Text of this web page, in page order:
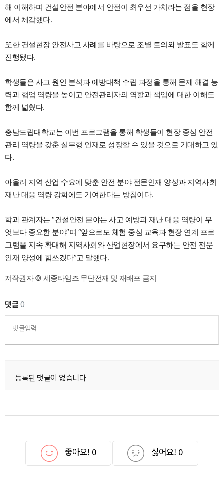
해 이해하며 건설안전 분야에서 안전이 최우선 가치라는 점을 현장
에서 체감했다.
또한 건설현장 안전사고 사례를 바탕으로 조별 토의와 발표도 함께
진행됐다.
학생들은 사고 원인 분석과 예방대책 수립 과정을 통해 문제 해결 능
력과 협업 역량을 높이고 안전관리자의 역할과 책임에 대한 이해도
함께 넓혔다.
충남도립대학교는 이번 프로그램을 통해 학생들이 현장 중심 안전
관리 역량을 갖춘 실무형 인재로 성장할 수 있을 것으로 기대하고 있
다.
아울러 지역 산업 수요에 맞춘 안전 분야 전문인재 양성과 지역사회
재난 대응 역량 강화에도 기여한다는 방침이다.
학과 관계자는 “건설안전 분야는 사고 예방과 재난 대응 역량이 무
엇보다 중요한 분야”며 “앞으로도 체험 중심 교육과 현장 연계 프로
그램을 지속 확대해 지역사회와 산업현장에서 요구하는 안전 전문
인재 양성에 힘쓰겠다”고 말했다.
저작권자 © 세종타임즈 무단전재 및 재배포 금지
댓글0
댓글입력
등록된 댓글이 없습니다
좋아요! 0 싫어요! 0